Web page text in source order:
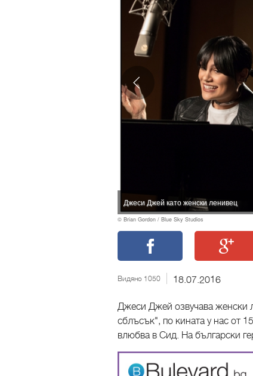
Джеси Джей като женски ленивец
© Brian Gordon / Blue Sky Studios
Видяно 1050 18.07.2016
Джеси Джей озвучава женски
сблъсък", по кината у нас от
влюбва в Сид. На български